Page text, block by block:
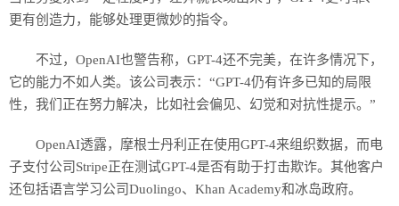
更有创造力，能够处理更微妙的指令。
不过，OpenAI也警告称，GPT-4还不完美，在许多情况下，
它的能力不如人类。该公司表示：“GPT-4仍有许多已知的局限
性，我们正在努力解决，比如社会偏见、幻觉和对抗性提示。”
OpenAI透露，摩根士丹利正在使用GPT-4来组织数据，而电
子支付公司Stripe正在测试GPT-4是否有助于打击欺诈。其他客户
还包括语言学习公司Duolingo、Khan Academy和冰岛政府。